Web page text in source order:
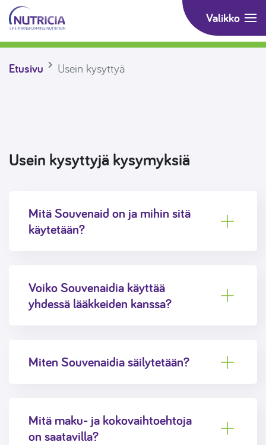
Siirry suoraan sisältöön
Souvenaid Valikko
Etusivu Usein kysyttyä
Usein kysyttyjä kysymyksiä
Mitä Souvenaid on ja mihin sitä
käytetään?
Voiko Souvenaidia käyttää
yhdessä lääkkeiden kanssa?
Miten Souvenaidia säilytetään?
Mitä maku- ja kokovaihtoehtoja
on saatavilla?